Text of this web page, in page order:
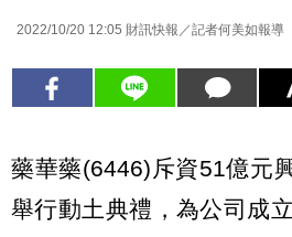
2022/10/20 12:05 財訊快報／記者何美如報導
藥華藥(6446)斥資51億元
舉行動土典禮，為公司成